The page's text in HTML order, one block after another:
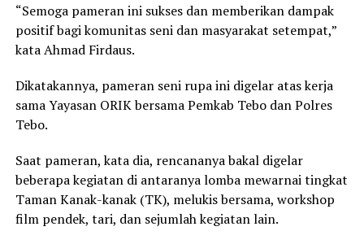
“Semoga pameran ini sukses dan memberikan dampak
positif bagi komunitas seni dan masyarakat setempat,”
kata Ahmad Firdaus.
Dikatakannya, pameran seni rupa ini digelar atas kerja
sama Yayasan ORIK bersama Pemkab Tebo dan Polres
Tebo.
Saat pameran, kata dia, rencananya bakal digelar
beberapa kegiatan di antaranya lomba mewarnai tingkat
Taman Kanak-kanak (TK), melukis bersama, workshop
film pendek, tari, dan sejumlah kegiatan lain.